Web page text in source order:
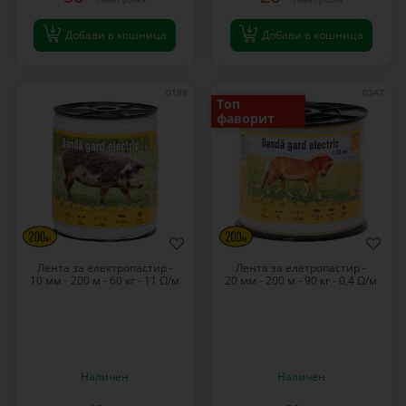
Добави в кошница Добави в кошница
0188
Лента за електропастир -
10 мм - 200 м - 60 кг - 11 Ω/м
Наличен
0347
Топ
фаворит
Лента за елетропастир -
20 мм - 200 м - 90 кг - 0,4 Ω/м
Наличен